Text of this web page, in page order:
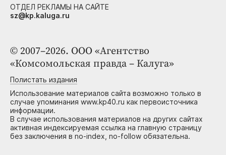
© 2007–2026. ООО «Агентство
«Комсомольская правда – Калуга»
Полистать издания
Использование материалов сайта возможно только в
случае упоминания www.kp40.ru как первоисточника
информации.
В случае использования материалов на других сайтах
активная индексируемая ссылка на главную страницу
без заключения в no-index, no-follow обязательна.
ОТДЕЛ РЕКЛАМЫ НА САЙТЕ
sz@kp.kaluga.ru